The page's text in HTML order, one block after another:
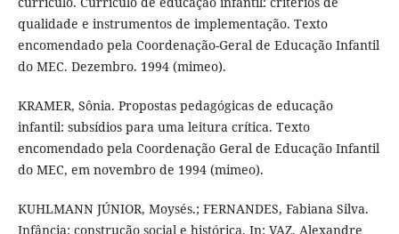
qualidade e instrumentos de implementação. Texto
encomendado pela Coordenação-Geral de Educação Infantil
do MEC. Dezembro. 1994 (mimeo).
KRAMER, Sônia. Propostas pedagógicas de educação
infantil: subsídios para uma leitura crítica. Texto
encomendado pela Coordenação Geral de Educação Infantil
do MEC, em novembro de 1994 (mimeo).
KUHLMANN JÚNIOR, Moysés.; FERNANDES, Fabiana Silva.
Infância: construção social e histórica. In: VAZ, Alexandre